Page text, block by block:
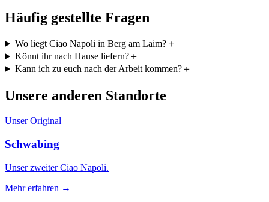
Häufig gestellte Fragen
Wo liegt Ciao Napoli in Berg am Laim?＋
Könnt ihr nach Hause liefern?＋
Kann ich zu euch nach der Arbeit kommen?＋
Unsere anderen Standorte
Unser Original
Schwabing
Unser zweiter Ciao Napoli.
Mehr erfahren →